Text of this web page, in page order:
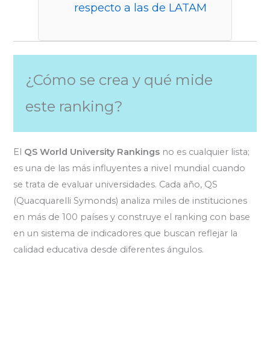
respecto a las de LATAM
¿Cómo se crea y qué mide
este ranking?
El QS World University Rankings no es cualquier lista;
es una de las más influyentes a nivel mundial cuando
se trata de evaluar universidades. Cada año, QS
(Quacquarelli Symonds) analiza miles de instituciones
en más de 100 países y construye el ranking con base
en un sistema de indicadores que buscan reflejar la
calidad educativa desde diferentes ángulos.